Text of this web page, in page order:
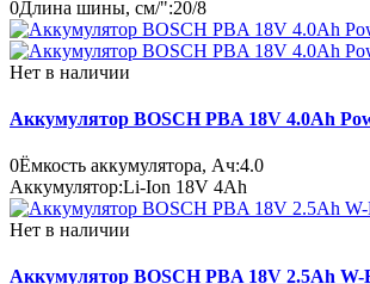
0Длина шины, см/":20/8
Нет в наличии
Аккумулятор BOSCH PBA 18V 4.0Ah
0Ёмкость аккумулятора, Ач:4.0
Аккумулятор:Li-Ion 18V 4Ah
Нет в наличии
Аккумулятор BOSCH PBA 18V 2.5Ah W-